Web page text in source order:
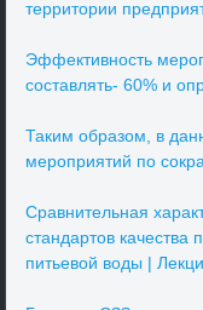
территории
Эффективность
составлять- 60% и
Таким образом, в
мероприятий по
Сравнительная
стандартов качества
питьевой воды |